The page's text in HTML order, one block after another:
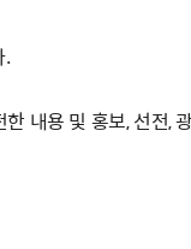
.
내용 및 홍보, 선전,